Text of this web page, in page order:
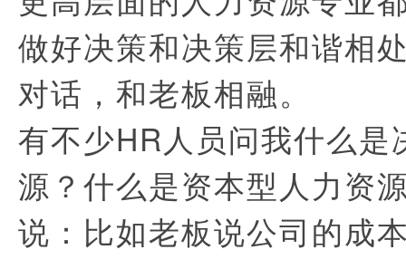
做好决策和决策层和谐相
对话，和老板相融。
有不少HR人员问我什么是
源？什么是资本型人力资
说：比如老板说公司的成